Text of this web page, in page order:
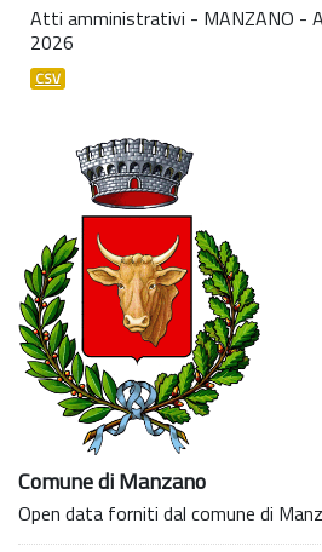
Atti amministrativi - MANZANO -
2026
CSV
Comune di Manzano
Open data forniti dal comune di